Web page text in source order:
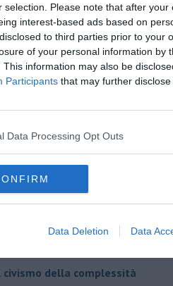
selection. Please note that after
interest-based ads based on
to third parties prior to your
of your personal information by
This information may also be
Participants that may further
Data Processing Opt Outs
Data Deletion Data
(e non) direbbe: “Erasmo? Chi era
Santoro
della complessità